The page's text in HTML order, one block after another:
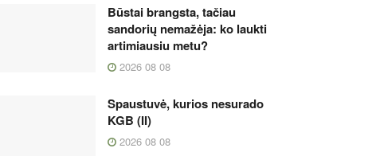
Būstai brangsta, tačiau
sandorių nemažėja: ko laukti
artimiausiu metu?
2026 08 08
Spaustuvė, kurios nesurado
KGB (II)
2026 08 08